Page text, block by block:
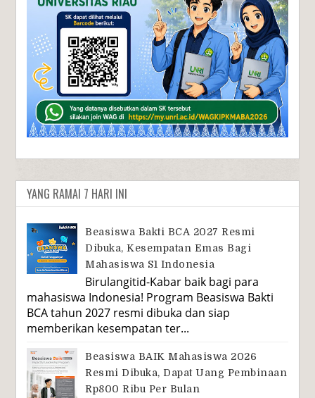
YANG RAMAI 7 HARI INI
Beasiswa Bakti BCA 2027 Resmi
Dibuka, Kesempatan Emas Bagi
Mahasiswa S1 Indonesia
Birulangitid-Kabar baik bagi para
mahasiswa Indonesia! Program Beasiswa Bakti
BCA tahun 2027 resmi dibuka dan siap
memberikan kesempatan ter...
Beasiswa BAIK Mahasiswa 2026
Resmi Dibuka, Dapat Uang Pembinaan
Rp800 Ribu Per Bulan